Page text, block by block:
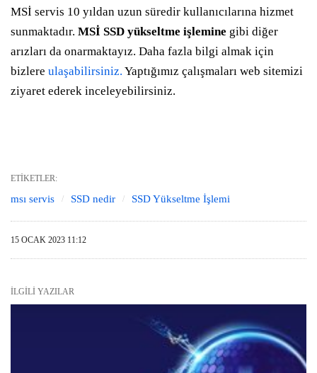
MSİ servis 10 yıldan uzun süredir kullanıcılarına hizmet
sunmaktadır. MSİ SSD yükseltme işlemine gibi diğer
arızları da onarmaktayız. Daha fazla bilgi almak için
bizlere ulaşabilirsiniz. Yaptığımız çalışmaları web sitemizi
ziyaret ederek inceleyebilirsiniz.
ETIKETLER:
msı servis SSD nedir SSD Yükseltme İşlemi
15 OCAK 2023 11:12
İLGILI YAZILAR